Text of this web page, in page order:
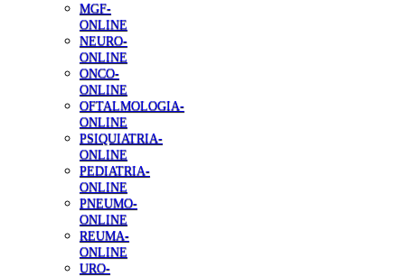
MGF-
ONLINE
NEURO-
ONLINE
ONCO-
ONLINE
OFTALMOLOGIA-
ONLINE
PSIQUIATRIA-
ONLINE
PEDIATRIA-
ONLINE
PNEUMO-
ONLINE
REUMA-
ONLINE
URO-